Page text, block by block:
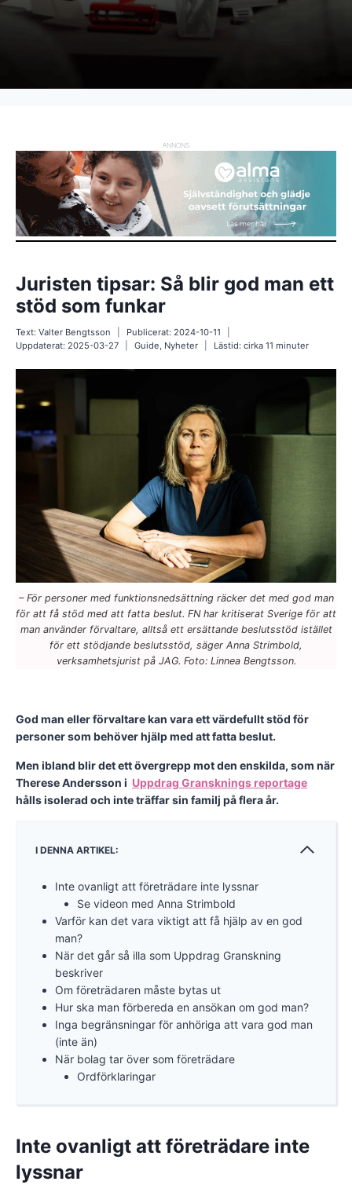
ANNONS
Juristen tipsar: Så blir god man ett
stöd som funkar
Text: Valter Bengtsson Publicerat: 2024-10-11
Uppdaterat: 2025-03-27 Guide, Nyheter Lästid: cirka11minuter
– För personer med funktionsnedsättning räcker det med god man
för att få stöd med att fatta beslut. FN har kritiserat Sverige för att
man använder förvaltare, alltså ett ersättande beslutsstöd istället
för ett stödjande beslutsstöd, säger Anna Strimbold,
verksamhetsjurist på JAG. Foto: Linnea Bengtsson.
God man eller förvaltare kan vara ett värdefullt stöd för
personer som behöver hjälp med att fatta beslut.
Men ibland blir det ett övergrepp mot den enskilda, som när
Therese Andersson i Uppdrag Gransknings reportage
hålls isolerad och inte träffar sin familj på flera år.
I DENNA ARTIKEL:
Inte ovanligt att företrädare inte lyssnar
Se videon med Anna Strimbold
Varför kan det vara viktigt att få hjälp av en god
man?
När det går så illa som Uppdrag Granskning
beskriver
Om företrädaren måste bytas ut
Hur ska man förbereda en ansökan om god man?
Inga begränsningar för anhöriga att vara god man
(inte än)
När bolag tar över som företrädare
Ordförklaringar
Inte ovanligt att företrädare inte
lyssnar